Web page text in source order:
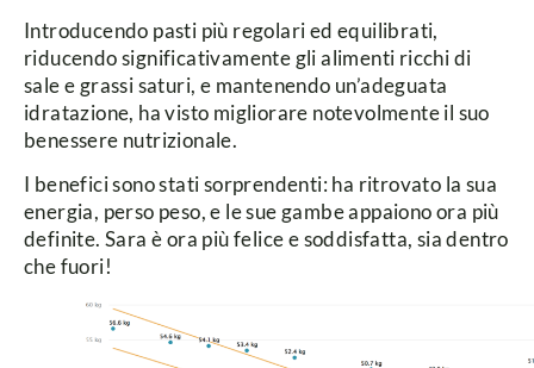
Introducendo pasti più regolari ed equilibrati,
riducendo significativamente gli alimenti ricchi di
sale e grassi saturi, e mantenendo un’adeguata
idratazione, ha visto migliorare notevolmente il suo
benessere nutrizionale.
I benefici sono stati sorprendenti: ha ritrovato la sua
energia, perso peso, e le sue gambe appaiono ora più
definite. Sara è ora più felice e soddisfatta, sia dentro
che fuori!